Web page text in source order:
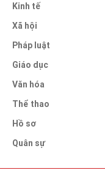
Kinh tế
Xã hội
Pháp luật
Giáo dục
Văn hóa
Thể thao
Hồ sơ
Quân sự